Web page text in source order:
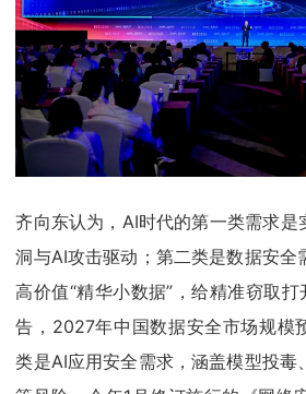
齐向东认为，AI时代的第一类需求是
洞与AI攻击驱动；第二类是数据安全
高价值“精华小数据”，给精准窃取
告，2027年中国数据安全市场规模
类是AI应用安全需求，涵盖模型投毒